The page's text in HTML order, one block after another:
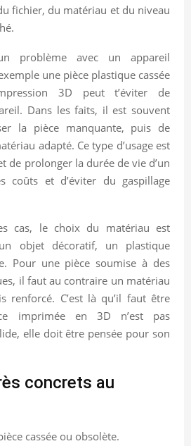
fichier, du matériau et du niveau
problème avec un appareil
une pièce plastique cassée
3D peut t’éviter de
Dans les faits, il est souvent
la pièce manquante, puis de
adapté. Ce type d’usage est
de prolonger la durée de vie d’un
coûts et d’éviter du gaspillage
cas, le choix du matériau est
objet décoratif, un plastique
Pour une pièce soumise à des
il faut au contraire un matériau
renforcé. C’est là qu’il faut être
imprimée en 3D n’est pas
elle doit être pensée pour son
concrets au
cassée ou obsolète.